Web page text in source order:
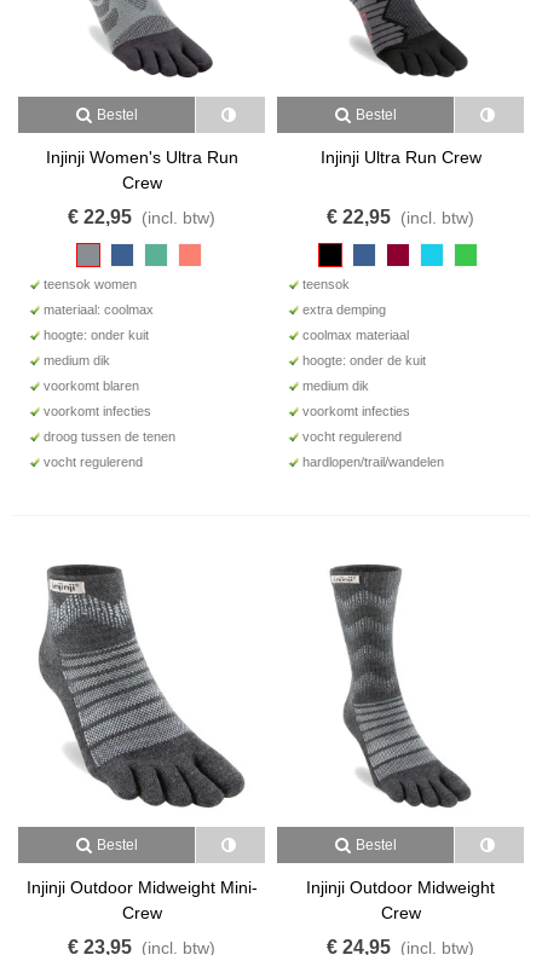
Bestel
Injinji Women's Ultra Run
Crew
€ 22,95 (incl. btw)
teensok women
materiaal: coolmax
hoogte: onder kuit
medium dik
voorkomt blaren
voorkomt infecties
droog tussen de tenen
vocht regulerend
Bestel
Injinji Ultra Run Crew
€ 22,95 (incl. btw)
teensok
extra demping
coolmax materiaal
hoogte: onder de kuit
medium dik
voorkomt infecties
vocht regulerend
hardlopen/trail/wandelen
Bestel
Injinji Outdoor Midweight Mini-
Crew
€ 23,95 (incl. btw)
Bestel
Injinji Outdoor Midweight
Crew
€ 24,95 (incl. btw)